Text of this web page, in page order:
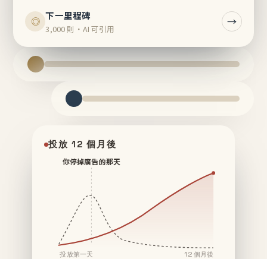
◎ 下一里程碑
3,000 則・AI 可引用
→
投放 12 個月後
你停掉廣告的那天
投放第一天 12 個月後